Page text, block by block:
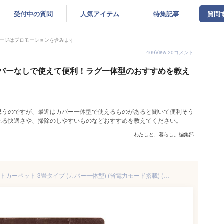
受付中の質問 人気アイテム 特集記事 質問
ジはプロモーションを含みます
409View 20コメント
ーなしで使えて便利！ラグ一体型のおすすめを教え
のですが、最近はカバー一体型で使えるものがあると聞いて便利そう
快適さや、掃除のしやすいものなどおすすめを教えてください。
わたしと、暮らし。編集部